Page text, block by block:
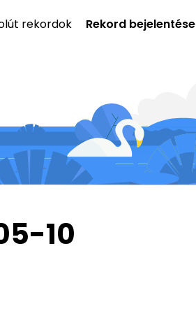
rekordok Rekord bejelentése
10